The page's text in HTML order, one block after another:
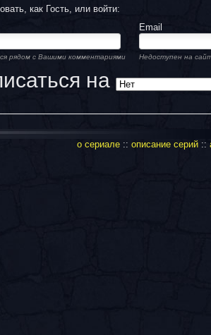
как Гость, или войти:
Email
рядом с Вашими комментариями Недоступен на
на
о сериале ::описание серий ::